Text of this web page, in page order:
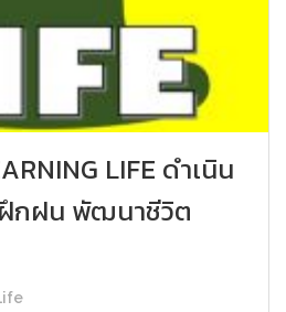
LIFE ดำเนิน
ฝึกฝน พัฒนาชีวิต